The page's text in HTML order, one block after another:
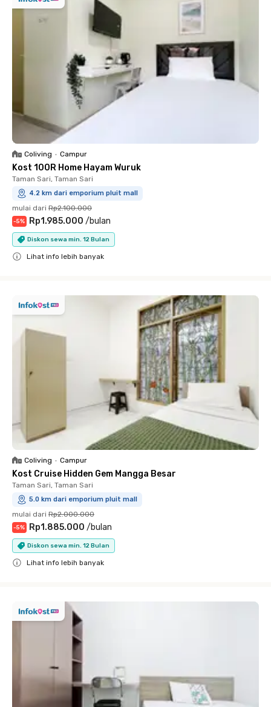
Coliving • Campur
Kost 100R Home Hayam Wuruk
Taman Sari, Taman Sari
4.2 km dari emporium pluit mall
mulai dari Rp2.100.000
-5% Rp1.985.000 /bulan
Diskon sewa min. 12 Bulan
Lihat info lebih banyak
Coliving • Campur
Kost Cruise Hidden Gem Mangga Besar
Taman Sari, Taman Sari
5.0 km dari emporium pluit mall
mulai dari Rp2.000.000
-5% Rp1.885.000 /bulan
Diskon sewa min. 12 Bulan
Lihat info lebih banyak